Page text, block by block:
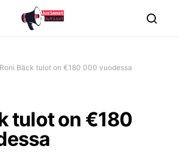
Roni Bäck tulot on €180 000 vuodessa
tulot on €180